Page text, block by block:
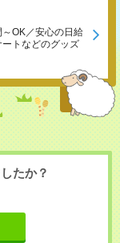
OK／安心の日給
トなどのグッズ
たか？